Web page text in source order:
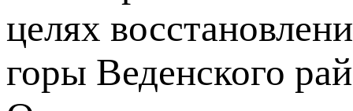
целях
горы Веденского